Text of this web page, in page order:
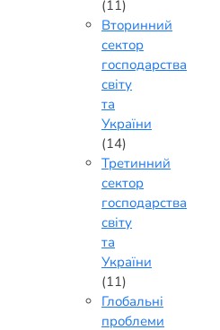
(11)
Вторинний
сектор
господарства
світу
та
України
(14)
Третинний
сектор
господарства
світу
та
України
(11)
Глобальні
проблеми